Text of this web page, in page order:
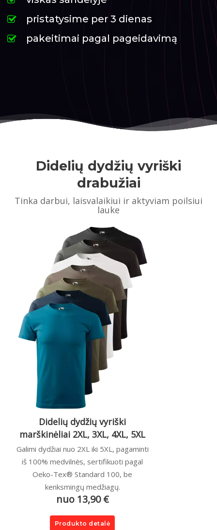
pristatysime per 3 dienas
pakeitimai pagal pageidavimą
Didelių dydžių vyriški
drabužiai
Tinka darbui, laisvalaikiui ir aktyviam poilsiui
lauke
Didelių dydžių vyriški
marškinėliai 2XL, 3XL, 4XL, 5XL
Galimi dydžiai nuo 2XL iki 5XL, pagaminti
iš 100% medvilnės, sertifikuoti pagal
Oeko-Tex® Standard 100, be
kenksmingų medžiagų.
nuo 13,90 €
Produkto detalė